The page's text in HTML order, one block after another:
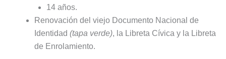
14 años.
Renovación del viejo Documento Nacional de
Identidad (tapa verde), la Libreta Cívica y la Libreta
de Enrolamiento.